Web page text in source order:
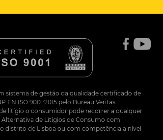
sistema de gestão da qualidade certificado de
EN ISO 9001:2015 pelo Bureau Veritas
litígio o consumidor pode recorrer a qualquer
Alternativa de Litígios de Consumo com
distrito de Lisboa ou com competência a nível